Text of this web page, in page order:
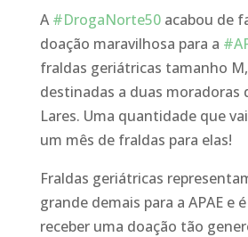
A#DrogaNorte50acabou de
doação maravilhosa para a #
fraldas geriátricas tamanho
destinadas a duas moradoras
Lares. Uma quantidade que
um mês de fraldas para elas!
Fraldas geriátricas
grande demais para a APAE e
receber uma doação tão